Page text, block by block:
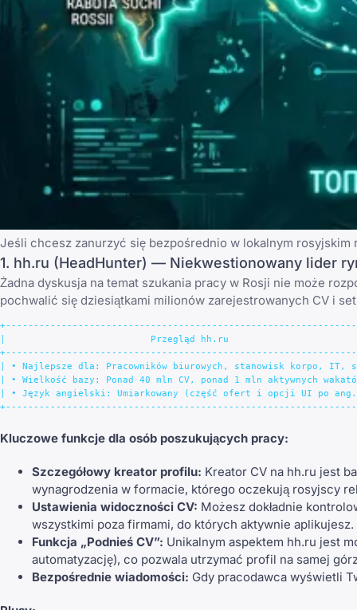
Jeśli chcesz zanurzyć się bezpośrednio w lokalnym
1. hh.ru (HeadHunter) — Niekwestionowany lider
Żadna dyskusja na temat szukania pracy w Rosji nie może
pochwalić się dziesiątkami milionów zarejestrowanych CV i
|                          Przegląd hh.ru
| • Najlepsze dla: Pracowników biurowych, stanowisk korpo, IT,
| • Wielkość bazy: Ponad 40 mln CV, ponad 1 mln aktywnych
| • Język angielski: Umiarkowany (część ofert i opcji UI po
Kluczowe funkcje dla osób poszukujących pracy:
Szczegółowy kreator profilu: Kreator CV na hh.ru jest
wynagrodzenia w formacie, którego oczekują rosyjscy
Ustawienia widoczności CV: Możesz dokładnie
wszystkimi poza firmami, do których aktywnie aplikujesz.
Funkcja „Podnieś CV”: Unikalnym aspektem hh.ru jest
automatyzację), co pozwala utrzymać profil na samej
Bezpośrednie wiadomości: Gdy pracodawca wyświetli